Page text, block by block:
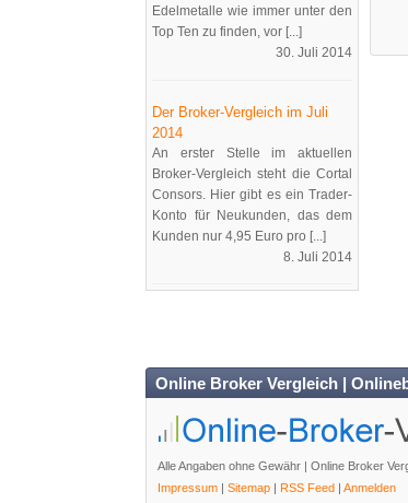
Edelmetalle wie immer unter den
Top Ten zu finden, vor [...]
30. Juli 2014
Der Broker-Vergleich im Juli
2014
An erster Stelle im aktuellen
Broker-Vergleich steht die Cortal
Consors. Hier gibt es ein Trader-
Konto für Neukunden, das dem
Kunden nur 4,95 Euro pro [...]
8. Juli 2014
Online Broker Vergleich |
Alle Angaben ohne Gewähr | Online Broker
Impressum | Sitemap | RSS Feed | Anmelden